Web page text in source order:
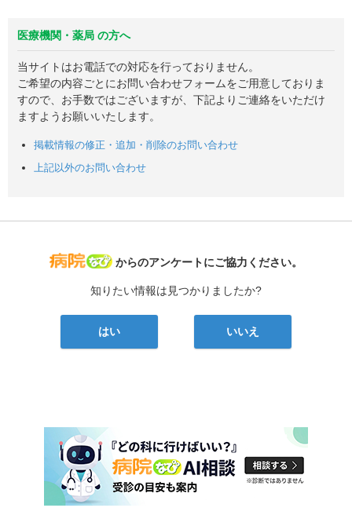
医療機関・薬局 の方へ
当サイトはお電話での対応を行っておりません。
ご希望の内容ごとにお問い合わせフォームをご用意しておりま
すので、お手数ではございますが、下記よりご連絡をいただけ
ますようお願いいたします。
掲載情報の修正・追加・削除のお問い合わせ
上記以外のお問い合わせ
病院なび
からのアンケートにご協力ください。
知りたい情報は見つかりましたか?
はい いいえ